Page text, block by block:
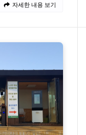
자세한 내용 보기